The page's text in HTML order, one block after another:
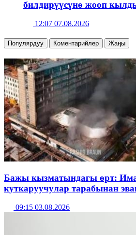
билдирүүсүнө жооп
12:07 07.08.2026
Популярдуу Коментарийлер Жаңы
Бажы кызматындагы өрт:
куткаруучулар тарабынан
09:15 03.08.2026